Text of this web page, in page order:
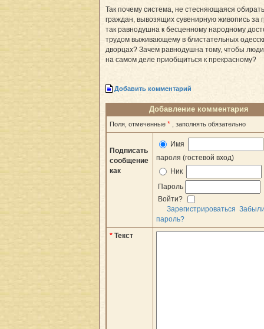
Так почему система, не стесняющаяся обирать
граждан, вывозящих сувенирную живопись за
так равнодушна к бесценному народному
трудом выживающему в блистательных
дворцах? Зачем равнодушна тому, чтобы
на самом деле приобщиться к прекрасному?
Добавить комментарий
Добавление комментария
Поля, отмеченные * , заполнять обязательно
Подписать
сообщение
как
Имя
пароля (гостевой вход)
Ник
Пароль
Войти?
Зарегистрироваться
пароль?
* Текст